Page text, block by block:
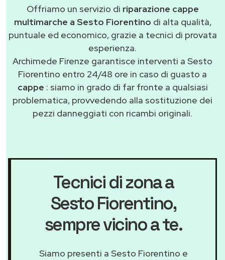
Offriamo un servizio di riparazione cappe
multimarche a Sesto Fiorentino di alta qualità,
puntuale ed economico, grazie a tecnici di provata
esperienza.
Archimede Firenze garantisce interventi a Sesto
Fiorentino entro 24/48 ore in caso di guasto a
cappe : siamo in grado di far fronte a qualsiasi
problematica, provvedendo alla sostituzione dei
pezzi danneggiati con ricambi originali.
Tecnici di zona a
Sesto Fiorentino,
sempre vicino a te.
Siamo presenti a Sesto Fiorentino e